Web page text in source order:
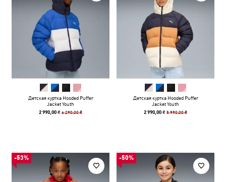
Детская куртка Hooded Puffer
Jacket Youth
2 990,00 ₴6 290,00 ₴
Детская куртка Hooded Puffer
Jacket Youth
2 990,00 ₴5 990,00 ₴
-53% -50%